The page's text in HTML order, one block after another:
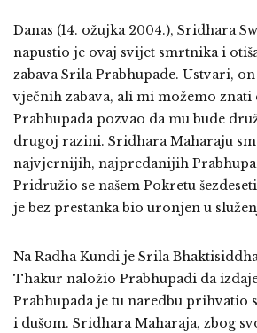
Danas (14. ožujka 2004.), Sridhara
napustio je ovaj svijet smrtnika i
zabava Srila Prabhupade. Ustvari,
vječnih zabava, ali mi možemo znati
Prabhupada pozvao da mu bude
drugoj razini. Sridhara Maharaju
najvjernijih, najpredanijih
Pridružio se našem Pokretu
je bez prestanka bio uronjen u
Na Radha Kundi je Srila
Thakur naložio Prabhupadi da
Prabhupada je tu naredbu prihvatio
i dušom. Sridhara Maharaja, zbog